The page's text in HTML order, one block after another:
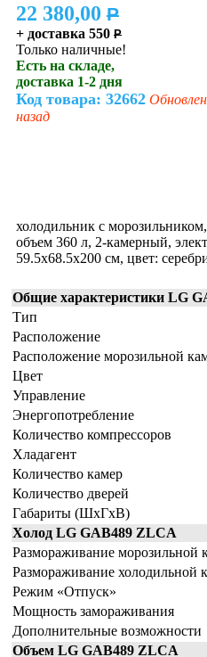
22 380,00 P
+ доставка 550 P
Только наличные!
Есть на складе,
доставка 1-2 дня
Код товара: 32662
назад
холодильник с
объем 360 л, 2-камерный,
59.5x68.5x200 см, цвет:
Общие характеристики LG
Тип
Расположение
Расположение морозильной
Цвет
Управление
Энергопотребление
Количество компрессоров
Хладагент
Количество камер
Количество дверей
Габариты (ШxГxВ)
Холод LG GAB489 ZLCA
Размораживание морозильной
Размораживание холодильной
Режим «Отпуск»
Мощность замораживания
Дополнительные возможности
Объем LG GAB489 ZLCA